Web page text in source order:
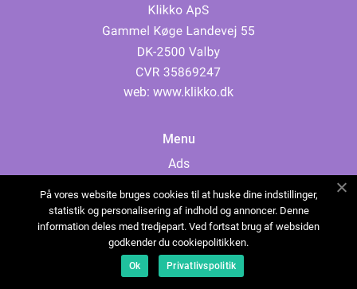
web: www.klikko.dk
Menu
Ads
Cookies
Contact
Sitemap
På vores website bruges cookies til at huske dine indstillinger,
statistik og personalisering af indhold og annoncer. Denne
information deles med tredjepart. Ved fortsat brug af websiden
godkender du cookiepolitikken.
Ok Privatlivspolitik